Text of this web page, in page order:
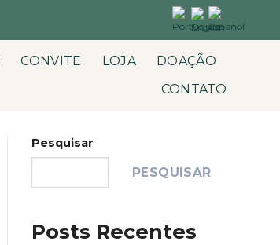
CONVITE LOJA
DOAÇÃO
CONTATO
Pesquisar
PESQUISAR
Posts Recentes